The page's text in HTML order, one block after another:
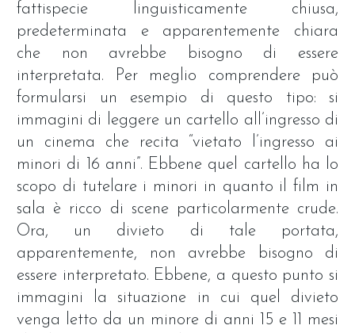
fattispecie linguisticamente chiusa,
predeterminata e apparentemente chiara
che non avrebbe bisogno di essere
interpretata. Per meglio comprendere può
formularsi un esempio di questo tipo: si
immagini di leggere un cartello all’ingresso di
un cinema che recita “vietato l’ingresso ai
minori di 16 anni”. Ebbene quel cartello ha lo
scopo di tutelare i minori in quanto il film in
sala è ricco di scene particolarmente crude.
Ora, un divieto di tale portata,
apparentemente, non avrebbe bisogno di
essere interpretato. Ebbene, a questo punto si
immagini la situazione in cui quel divieto
venga letto da un minore di anni 15 e 11 mesi